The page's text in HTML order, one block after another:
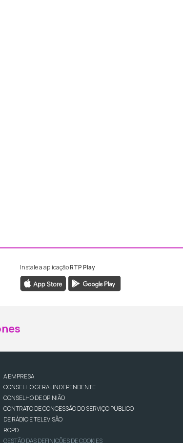
RTP Madeira
da RTP Madeira
Instale a aplicaçãoRTP Play
A EMPRESA
CONSELHO GERAL INDEPENDENTE
CONSELHO DE OPINIÃO
CONTRATO DE CONCESSÃO DO SERVIÇO PÚBLICO
DE RÁDIO E TELEVISÃO
RGPD
GESTÃO DAS DEFINIÇÕES DE COOKIES